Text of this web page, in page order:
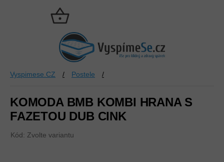
NÁKUPNÍ
KOŠÍK
Vyspimese.CZ / Postele /
KOMODA BMB KOMBI HRANA S
FAZETOU DUB CINK
Kód: Zvolte variantu